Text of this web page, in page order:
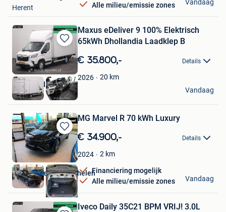
Alle milieu/emissie zones
Herent
Vandaag
Bewaren
in
Mijn
Favorieten
Maxus eDeliver 9 100% Elektrisch
65kWh Dhollandia Laadklep B
€ 35.800,- Details
2026 20 km
BAS World
Veghel
Vandaag
Bewaren
in
Mijn
Favorieten
MG Marvel R 70 kWh Luxury
€ 34.900,- Details
2024 2 km
Financiering mogelijk
Alle milieu/emissie zones
Van Mossel MG Mechelen
Mechelen
Vandaag
Iveco Daily 35C21 BPM VRIJ! 3.0L